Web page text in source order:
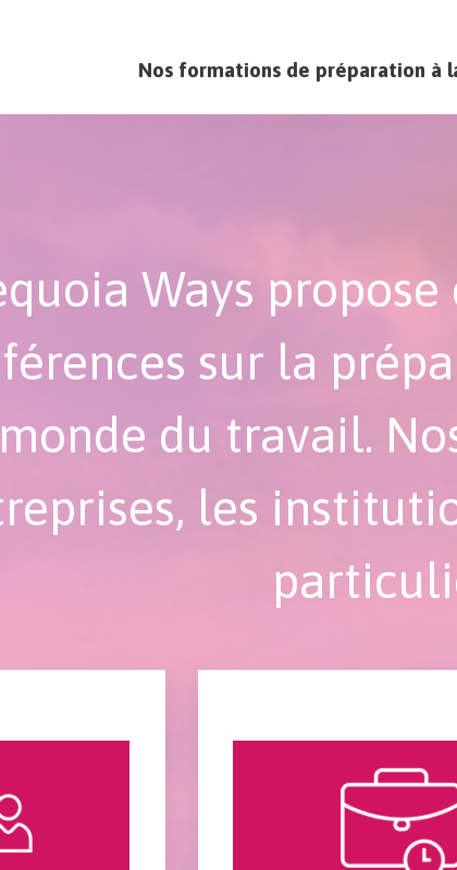
Landing page - ways
Nos formations de préparation à
Ways
sur la
monde du travail.
les